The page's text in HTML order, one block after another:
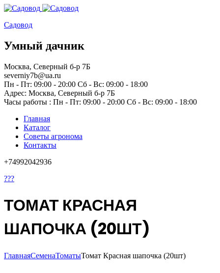
Садовод
Умный дачник
Москва, Северный б-р 7Б
severniy7b@ua.ru
Пн - Пт: 09:00 - 20:00 Сб - Вс: 09:00 - 18:00
Адрес: Москва, Северный б-р 7Б
Часы работы : Пн - Пт: 09:00 - 20:00 Сб - Вс: 09:00 - 18:00
Главная
Каталог
Советы агронома
Контакты
+74992042936
???
ТОМАТ КРАСНАЯ
ШАПОЧКА (20ШТ)
ГлавнаяСеменаТоматыТомат Красная шапочка (20шт)